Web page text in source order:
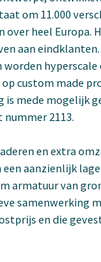
om 11.000
over heel
aan
custom made
is mede mogelijk
2113.
en extra
aanzienlijk
armatuur van
samenwerking
en die